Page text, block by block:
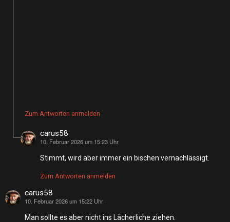
Zum Antworten anmelden
carus58
sagt:
10. Februar 2026 um 15:23 Uhr
Stimmt, wird aber immer ein bischen vernachlässigt.
Zum Antworten anmelden
carus58
sagt:
10. Februar 2026 um 15:22 Uhr
Man sollte es aber nicht ins Lächerliche ziehen.